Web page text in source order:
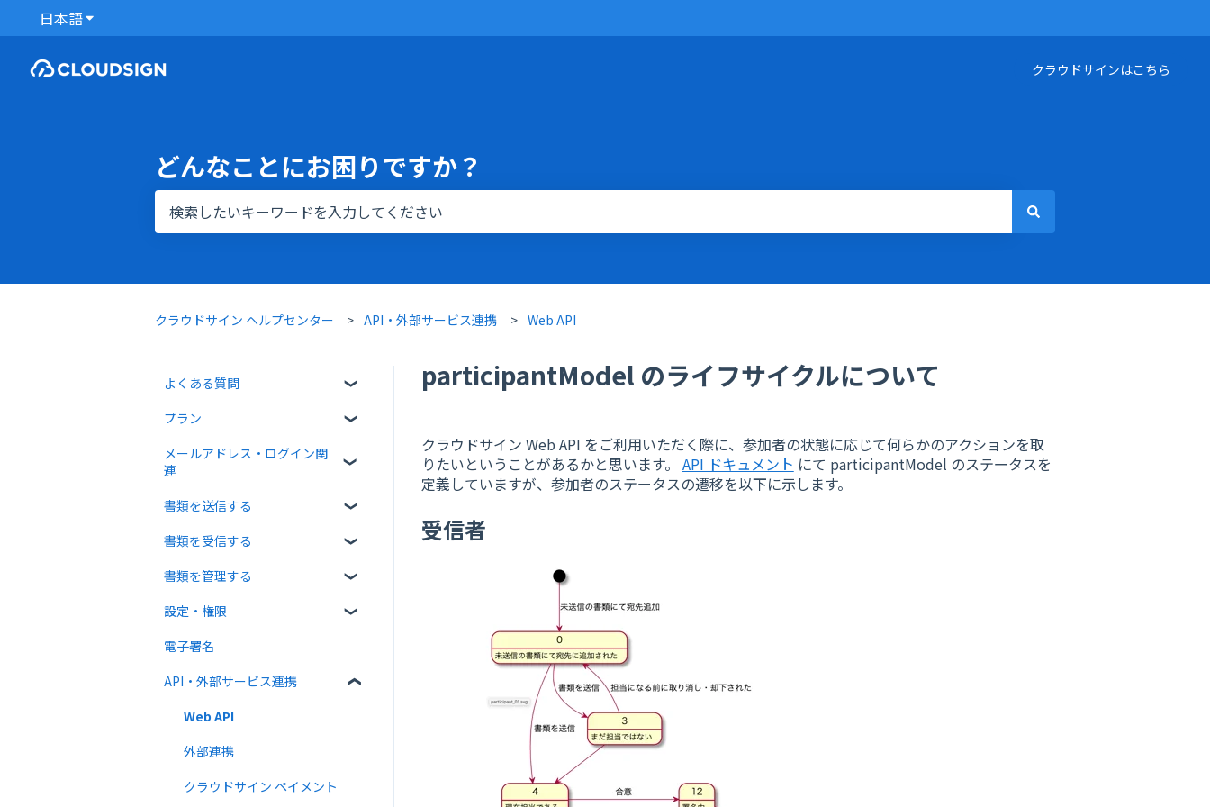
日本語翻訳のサブメニューを表示
クラウドサインはこちら
どんなことにお困りですか？
クラウドサイン ヘルプセンター API・外部サービス連携 Web API
participantModel のライフサイクルについて
クラウドサイン Web API をご利用いただく際に、参加者の状態に応じて何らかのアクションを取
りたいということがあるかと思います。 API ドキュメント にて participantModel のステータスを
定義していますが、参加者のステータスの遷移を以下に示します。
受信者
よくある質問
クラウドサインについて
書類について
プラン
無料プラン
メールアドレス・ログイン関
連
ログイン関連
書類を送信する
書類のアップロード・編集
宛先設定
一括送信
送信時の設定
送信後の操作
テンプレート
書類を受信する
受信者ガイド
書類の受信
書類を管理する
書類の確認
書類情報の入力
書類インポート
複数部署管理
設定・権限
個人設定
管理者向け設定
高度な設定をする
電子署名
API・外部サービス連携
Web API
外部連携
クラウドサイン ペイメント